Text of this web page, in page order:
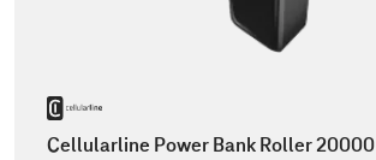
Cellularline Power Bank Roller 20000